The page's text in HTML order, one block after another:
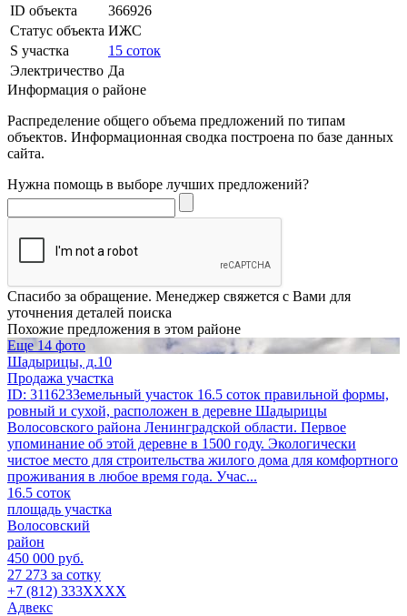
ID объекта
366926
Статус объекта ИЖС
S участка
15 соток
Электричество Да
Информация о районе
Распределение общего объема предложений по типам
объектов. Информационная сводка построена по базе данных
сайта.
Нужна помощь в выборе лучших предложений?
Спасибо за обращение. Менеджер свяжется с Вами для
уточнения деталей поиска
Похожие предложения в этом районе
Еще 14 фото
Шадырицы, д.10
Продажа участка
ID: 311623Земельный участок 16.5 соток правильной формы,
ровный и сухой, расположен в деревне Шадырицы
Волосовского района Ленинградской области. Первое
упоминание об этой деревне в 1500 году. Экологически
чистое место для строительства жилого дома для комфортного
проживания в любое время года. Учас...
16.5 соток
площадь участка
Волосовский
район
450 000 руб.
27 273 за сотку
+7 (812) 333XXXX
Адвекс